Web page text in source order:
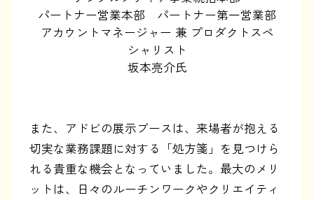
パートナー営業本部 パートナー第一営業部
アカウントマネージャー 兼 プロダクトスペ
シャリスト
坂本亮介氏
また、アドビの展示ブースは、来場者が抱える
切実な業務課題に対する「処方箋」を見つけら
れる貴重な機会となっていました。最大のメリ
ットは、日々のルーチンワークやクリエイティ